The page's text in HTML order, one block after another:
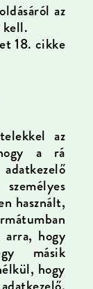
az
18. cikke
az
a rá
használt,
arra, hogy
másik
hogy